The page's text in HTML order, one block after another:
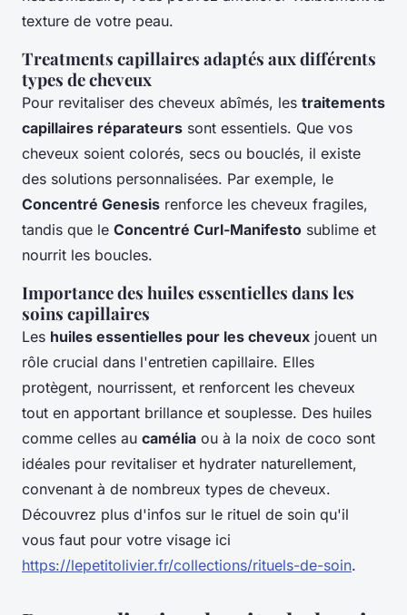
texture de votre peau.
Treatments capillaires adaptés aux différents
types de cheveux
Pour revitaliser des cheveux abîmés, les traitements
capillaires réparateurs sont essentiels. Que vos
cheveux soient colorés, secs ou bouclés, il existe
des solutions personnalisées. Par exemple, le
Concentré Genesis renforce les cheveux fragiles,
tandis que le Concentré Curl-Manifesto sublime et
nourrit les boucles.
Importance des huiles essentielles dans les
soins capillaires
Les huiles essentielles pour les cheveux jouent un
rôle crucial dans l'entretien capillaire. Elles
protègent, nourrissent, et renforcent les cheveux
tout en apportant brillance et souplesse. Des huiles
comme celles au camélia ou à la noix de coco sont
idéales pour revitaliser et hydrater naturellement,
convenant à de nombreux types de cheveux.
Découvrez plus d'infos sur le rituel de soin qu'il
vous faut pour votre visage ici
https://lepetitolivier.fr/collections/rituels-de-soin.